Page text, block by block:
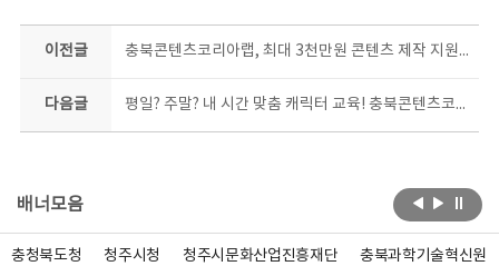
이전글 충북콘텐츠코리아랩, 최대 3천만원 콘텐츠 제작 지원사업 공모
다음글 평일? 주말? 내 시간 맞춤 캐릭터 교육! 충북콘텐츠코리아랩 캐릭터 기초과정 교육생 모집
배너모음
충청북도청 청주시청 청주시문화산업진흥재단 충북과학기술혁신원